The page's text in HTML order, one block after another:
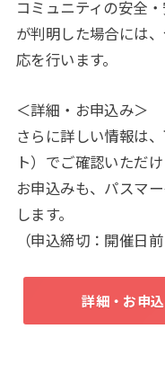
コミュニティの安全
が判明した場合には
応を行います。
＜詳細・お申込み＞
さらに詳しい情報は
ト）でご確認いただけ
お申込みも、パスマ
します。
（申込締切：開催日
詳細・お申